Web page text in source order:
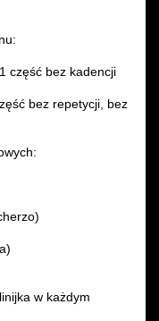
część bez kadencji
bez repetycji, bez
w każdym